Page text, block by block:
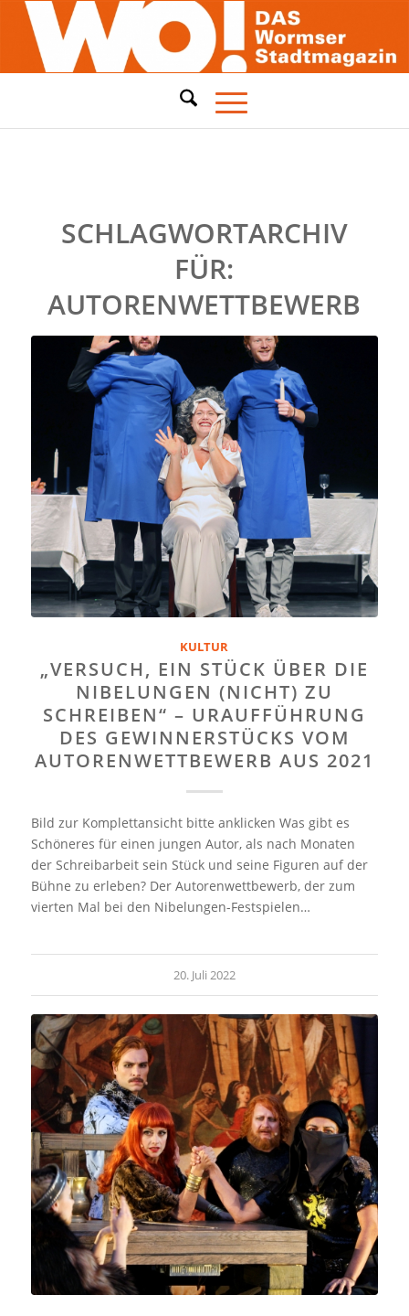
SCHLAGWORTARCHIV
FÜR:
AUTORENWETTBEWERB
KULTUR
„VERSUCH, EIN STÜCK ÜBER DIE
NIBELUNGEN (NICHT) ZU
SCHREIBEN“ – URAUFFÜHRUNG
DES GEWINNERSTÜCKS VOM
AUTORENWETTBEWERB AUS 2021
Bild zur Komplettansicht bitte anklicken Was gibt es
Schöneres für einen jungen Autor, als nach Monaten
der Schreibarbeit sein Stück und seine Figuren auf der
Bühne zu erleben? Der Autorenwettbewerb, der zum
vierten Mal bei den Nibelungen-Festspielen…
20. Juli 2022